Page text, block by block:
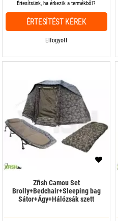
Elfogyott
Értesítsünk, ha érkezik a termékből?
ÉRTESÍTÉST KÉREK
Zfish Camou Set
Brolly+Bedchair+Sleeping bag
Sátor+Ágy+Hálózsák szett